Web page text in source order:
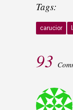
Tags:
carucior
93